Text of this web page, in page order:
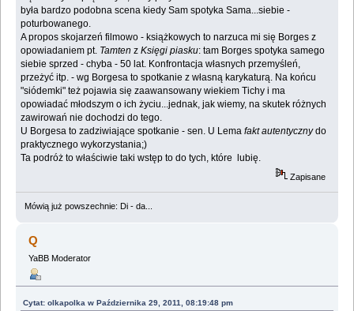
była bardzo podobna scena kiedy Sam spotyka Sama...siebie -
poturbowanego.
A propos skojarzeń filmowo - książkowych to narzuca mi się Borges z
opowiadaniem pt. Tamten zKsięgi piasku: tam Borges spotyka samego
siebie sprzed - chyba - 50 lat. Konfrontacja własnych przemyśleń,
przeżyć itp. - wg Borgesa to spotkanie z własną karykaturą. Na końcu
"siódemki" też pojawia się zaawansowany wiekiem Tichy i ma
opowiadać młodszym o ich życiu...jednak, jak wiemy, na skutek różnych
zawirowań nie dochodzi do tego.
U Borgesa to zadziwiające spotkanie - sen. U Lemafakt autentycznydo
praktycznego wykorzystania;)
Ta podróż to właściwie taki wstęp to do tych, które lubię.
Zapisane
Mówią już powszechnie: Di - da...
Q
YaBB Moderator
Cytat: olkapolka w Października 29, 2011, 08:19:48 pm